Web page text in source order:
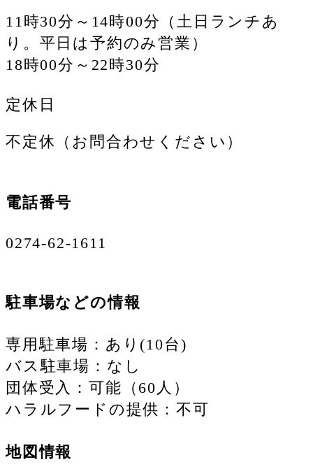
11時30分～14時00分（土日ランチあ
り。平日は予約のみ営業）
18時00分～22時30分
定休日
不定休（お問合わせください）
電話番号
0274-62-1611
駐車場などの情報
専用駐車場：あり(10台)
バス駐車場：なし
団体受入：可能（60人）
ハラルフードの提供：不可
地図情報